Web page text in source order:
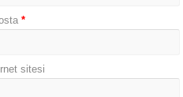
*
sitesi